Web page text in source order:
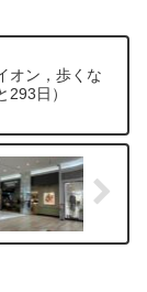
オン，歩くな
293日）